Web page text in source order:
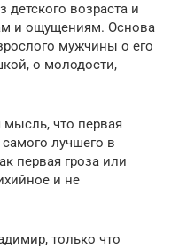
возраста и
и ощущениям. Основа
мужчины о его
о молодости,
мысль, что первая
лучшего в
первая гроза или
и не
только что